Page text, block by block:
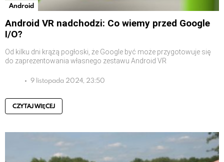
Android
Android VR nadchodzi: Co wiemy przed Google
I/O?
Od kilku dni krążą pogłoski, że Google być może przygotowuje się
do zaprezentowania własnego zestawu Android VR
9 listopada 2024, 23:50
CZYTAJ WIĘCEJ